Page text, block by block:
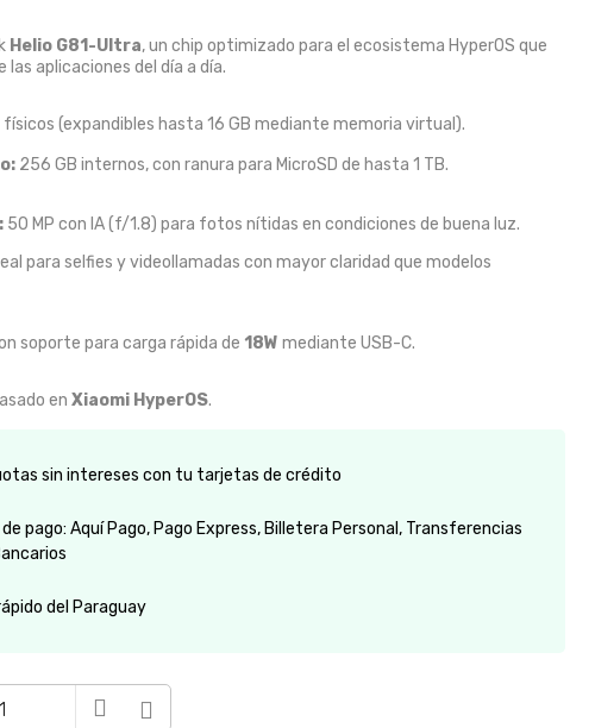
Helio G81-Ultra, un chip optimizado para el ecosistema HyperOS que
aplicaciones del día a día.
físicos (expandibles hasta 16 GB mediante memoria virtual).
256 GB internos, con ranura para MicroSD de hasta 1 TB.
50 MP con IA (f/1.8) para fotos nítidas en condiciones de buena luz.
para selfies y videollamadas con mayor claridad que modelos
soporte para carga rápida de 18W mediante USB-C.
en Xiaomi HyperOS.
sin intereses con tu tarjetas de crédito
pago: Aquí Pago, Pago Express, Billetera Personal, Transferencias
del Paraguay